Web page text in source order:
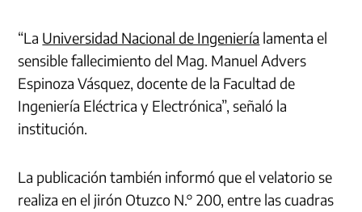
“La Universidad Nacional de Ingeniería lamenta el
sensible fallecimiento del Mag. Manuel Advers
Espinoza Vásquez, docente de la Facultad de
Ingeniería Eléctrica y Electrónica”, señaló la
institución.
La publicación también informó que el velatorio se
realiza en el jirón Otuzco N.° 200, entre las cuadras